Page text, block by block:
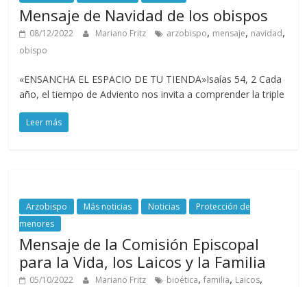
Mensaje de Navidad de los obispos
08/12/2022 Mariano Fritz arzobispo, mensaje, navidad,
obispo
«ENSANCHA EL ESPACIO DE TU TIENDA»Isaías 54, 2 Cada
año, el tiempo de Adviento nos invita a comprender la triple
Leer más
Arzobispo Más noticias Noticias
Protección de
menores
Mensaje de la Comisión Episcopal
para la Vida, los Laicos y la Familia
05/10/2022 Mariano Fritz bioética,familia, Laicos,